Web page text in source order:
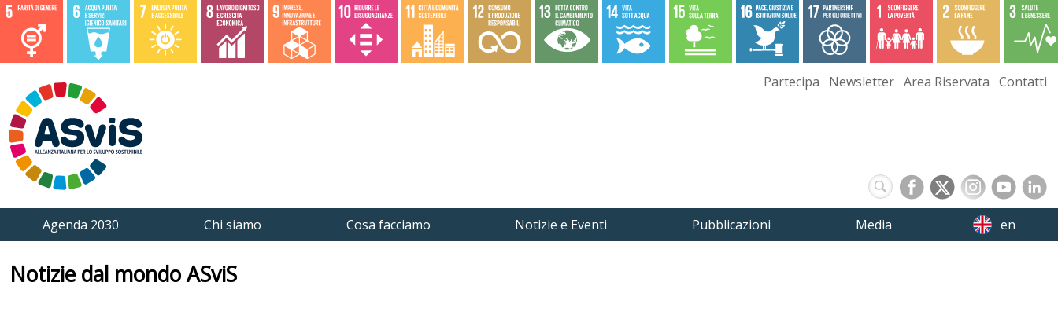
Partecipa Newsletter Area Riservata Contatti
Agenda 2030 Chi siamo Cosa facciamo Notizie e Eventi Pubblicazioni Media en
Notizie dal mondo ASviS